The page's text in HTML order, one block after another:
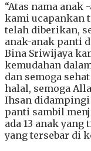
“Atas nama anak
kami ucapankan
telah diberikan,
anak-anak panti
Bina Sriwijaya
kemudahan
dan semoga
halal, semoga
Ihsan didampingi
panti sambil
ada 13 anak
yang tersebar di